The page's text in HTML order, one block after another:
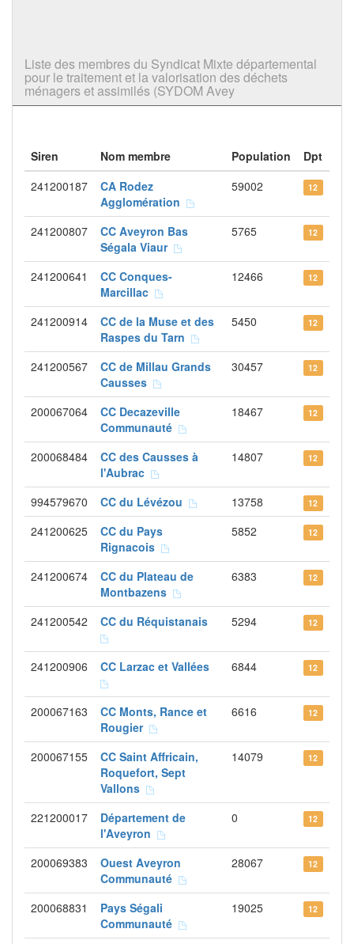
Liste des membres du Syndicat Mixte départemental
pour le traitement et la valorisation des déchets
ménagers et assimilés (SYDOM Avey
Siren Nom membre Population
Dpt
241200187
CA Rodez
Agglomération
59002 12
241200807
CC Aveyron Bas
Ségala Viaur
5765 12
241200641
CC Conques-
Marcillac
12466 12
241200914
CC de la Muse et des
Raspes du Tarn
5450 12
241200567
CC de Millau Grands
Causses
30457 12
200067064
CC Decazeville
Communauté
18467 12
200068484
CC des Causses à
l'Aubrac
14807 12
994579670 CC du Lévézou 13758 12
241200625
CC du Pays
Rignacois
5852 12
241200674
CC du Plateau de
Montbazens
6383 12
241200542 CC du Réquistanais 5294 12
241200906 CC Larzac et Vallées 6844 12
200067163
CC Monts, Rance et
Rougier
6616 12
200067155
CC Saint Affricain,
Roquefort, Sept
Vallons
14079 12
221200017
Département de
l'Aveyron
0 12
200069383
Ouest Aveyron
Communauté
28067 12
200068831
Pays Ségali
Communauté
19025 12